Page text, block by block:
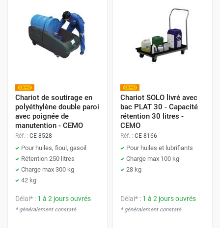
Chariot de soutirage en
polyéthylène double paroi
avec poignée de
manutention - CEMO
Réf. : CE 8528
Pour huiles, fioul, gasoil
Rétention 250 litres
Charge max 300 kg
42 kg
Délai* : 1 à 2 jours ouvrés
* généralement constaté
Chariot SOLO livré avec
bac PLAT 30 - Capacité
rétention 30 litres -
CEMO
Réf. : CE 8166
Pour huiles et lubrifiants
Charge max 100 kg
28 kg
Délai* : 1 à 2 jours ouvrés
* généralement constaté